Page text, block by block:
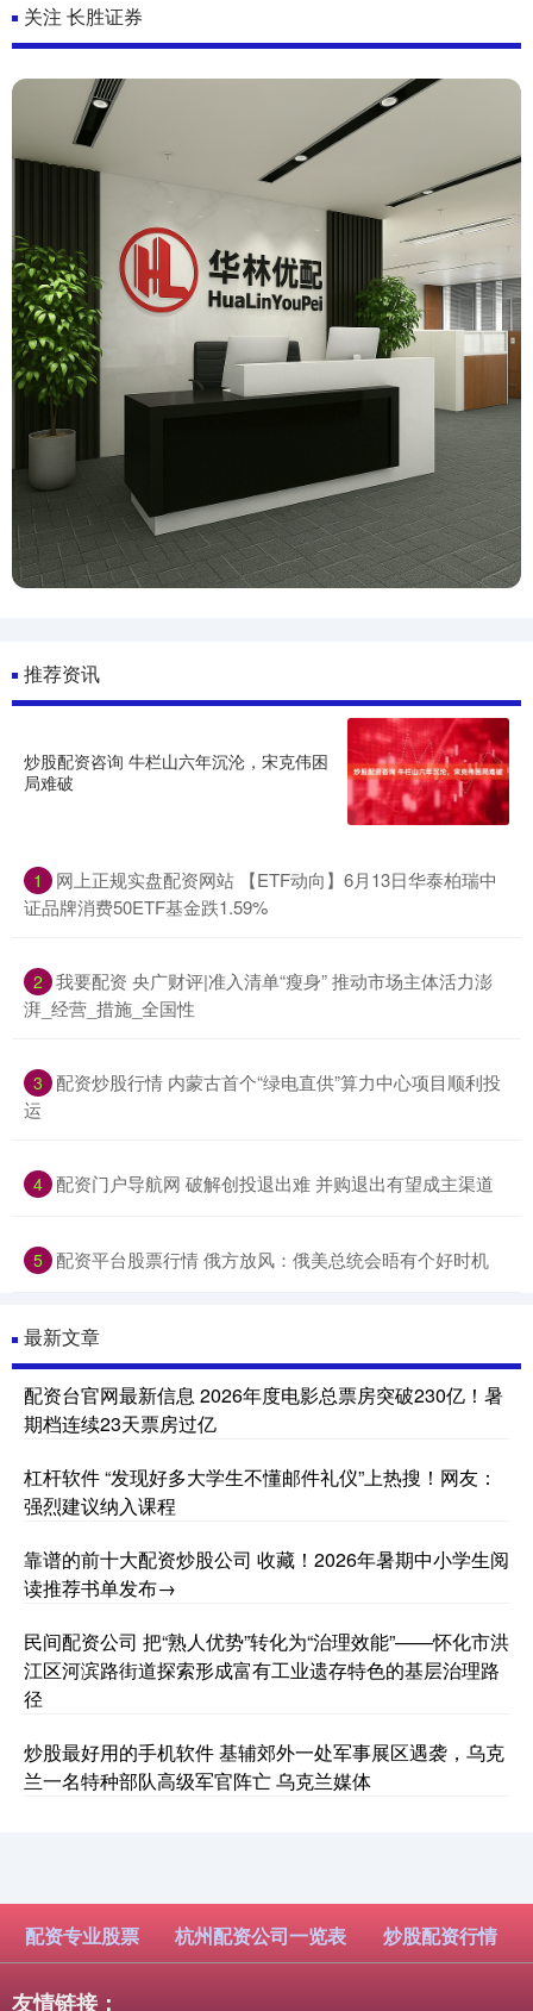
关注 长胜证券
推荐资讯
炒股配资咨询 牛栏山六年沉沦，宋克伟困
局难破
1
网上正规实盘配资网站 【ETF动向】6月13日华泰柏瑞中
证品牌消费50ETF基金跌1.59%
2 我要配资 央广财评|准入清单“瘦身” 推动市场主体活力澎
湃_经营_措施_全国性
3 配资炒股行情 内蒙古首个“绿电直供”算力中心项目顺利投
运
4 配资门户导航网 破解创投退出难 并购退出有望成主渠道
5 配资平台股票行情 俄方放风：俄美总统会晤有个好时机
最新文章
配资台官网最新信息 2026年度电影总票房突破230亿！暑
期档连续23天票房过亿
杠杆软件 “发现好多大学生不懂邮件礼仪”上热搜！网友：
强烈建议纳入课程
靠谱的前十大配资炒股公司 收藏！2026年暑期中小学生阅
读推荐书单发布→
民间配资公司 把“熟人优势”转化为“治理效能”——怀化市洪
江区河滨路街道探索形成富有工业遗存特色的基层治理路
径
炒股最好用的手机软件 基辅郊外一处军事展区遇袭，乌克
兰一名特种部队高级军官阵亡 乌克兰媒体
配资专业股票 杭州配资公司一览表 炒股配资行情
友情链接：